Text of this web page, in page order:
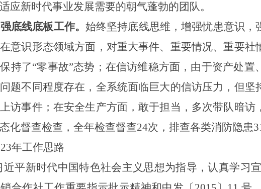
应新时代事业发展需要的朝气蓬勃的团队。
底线底板工作。 始终坚持底线思维，增强忧患意识
意识形态领域方面 ， 对重大事件、重要情况、重要
持了“零事故”态势；在信访维稳方面，由于资产处置
题不同程度存在，全系统面临巨大的信访压力，但坚
访事件；在安全生产方面，敢于担当，多次带队暗访
化督查检查，全年检查督查24次，排查各类消防隐患
年工作思路
近平新时代中国特色社会主义思想为指导，认真学习